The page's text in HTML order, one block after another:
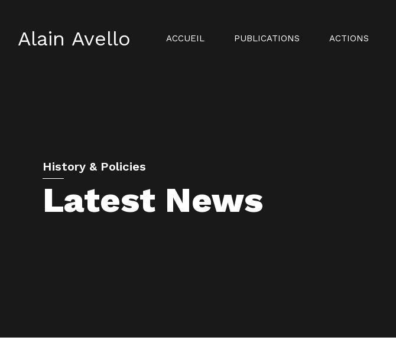
Alain Avello ACCUEIL PUBLICATIONS ACTIONS
History & Policies
Latest News